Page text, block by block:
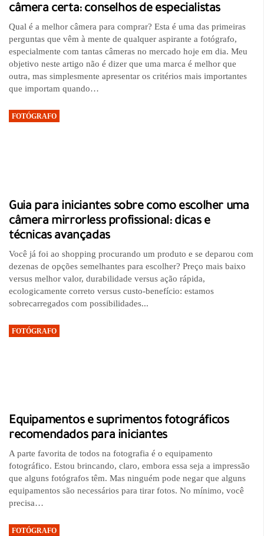
câmera certa: conselhos de especialistas
Qual é a melhor câmera para comprar? Esta é uma das primeiras
perguntas que vêm à mente de qualquer aspirante a fotógrafo,
especialmente com tantas câmeras no mercado hoje em dia. Meu
objetivo neste artigo não é dizer que uma marca é melhor que
outra, mas simplesmente apresentar os critérios mais importantes
que importam quando…
FOTÓGRAFO
Guia para iniciantes sobre como escolher uma
câmera mirrorless profissional: dicas e
técnicas avançadas
Você já foi ao shopping procurando um produto e se deparou com
dezenas de opções semelhantes para escolher? Preço mais baixo
versus melhor valor, durabilidade versus ação rápida,
ecologicamente correto versus custo-benefício: estamos
sobrecarregados com possibilidades...
FOTÓGRAFO
Equipamentos e suprimentos fotográficos
recomendados para iniciantes
A parte favorita de todos na fotografia é o equipamento
fotográfico. Estou brincando, claro, embora essa seja a impressão
que alguns fotógrafos têm. Mas ninguém pode negar que alguns
equipamentos são necessários para tirar fotos. No mínimo, você
precisa…
FOTÓGRAFO